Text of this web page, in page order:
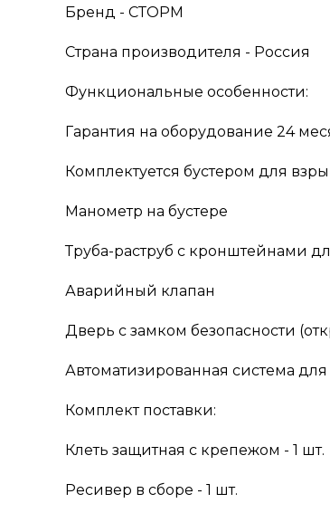
Бренд - СТОРМ
Страна производителя - Россия
Функциональные особенности:
Гарантия на оборудование 24
Комплектуется бустером для
Манометр на бустере
Труба-раструб с кронштейнами
Аварийный клапан
Дверь с замком безопасности
Автоматизированная система
Комплект поставки:
Клеть защитная с крепежом - 1 шт.
Ресивер в сборе - 1 шт.